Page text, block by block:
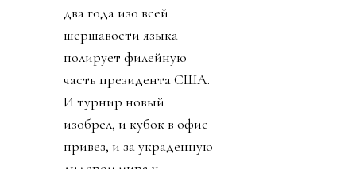
два года изо всей
шершавости языка
полирует филейную
часть президента США.
И турнир новый
изобрел, и кубок в офис
привез, и за украденную